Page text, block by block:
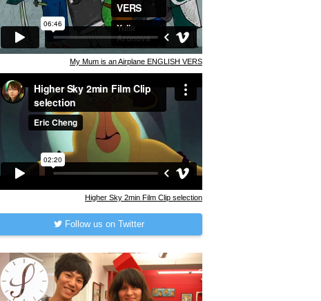
My Mum is an Airplane ENGLISH VERS
Higher Sky 2min Film Clip selection
Follow us on Twitter